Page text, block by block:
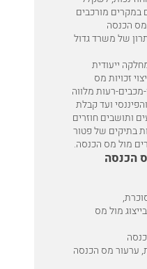
במקרים מורכבים
מס הכנסה
של משרד גדול
ייעודית
זכויות מס
מכבים-רעות מלווה
ועד קבלת
ותושבים חוזרים
בתיקים של פטור
מול מס הכנסה.
הכנסה
מול מס
ערעור מס הכנסה